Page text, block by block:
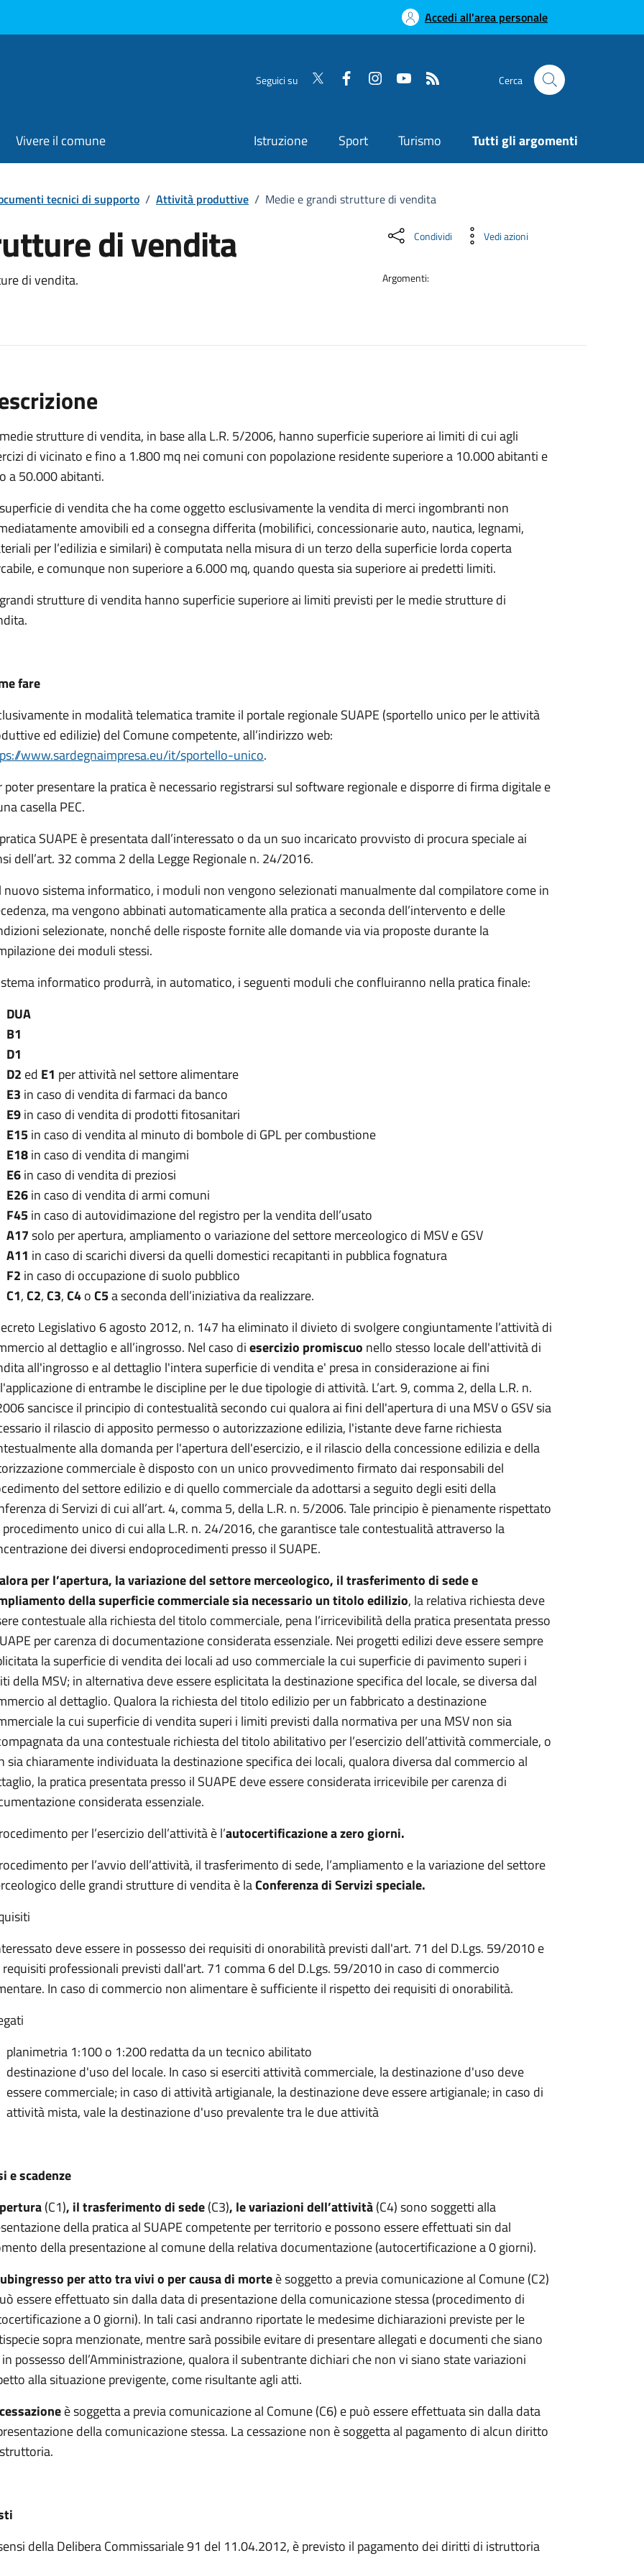
Accedi all'area personale
Seguici su Cerca
Vivere il comune Istruzione Sport Turismo Tutti gli argomenti
tecnici di supporto / Attività produttive / Medie e grandi strutture di vendita
di vendita
di vendita.
Condividi Vedi azioni
Argomenti:
strutture di vendita, in base alla L.R. 5/2006, hanno superficie superiore ai limiti di cui agli
di vicinato e fino a 1.800 mq nei comuni con popolazione residente superiore a 10.000 abitanti e
a 50.000 abitanti.
di vendita che ha come oggetto esclusivamente la vendita di merci ingombranti non
amovibili ed a consegna differita (mobilifici, concessionarie auto, nautica, legnami,
per l’edilizia e similari) è computata nella misura di un terzo della superficie lorda coperta
e comunque non superiore a 6.000 mq, quando questa sia superiore ai predetti limiti.
strutture di vendita hanno superficie superiore ai limiti previsti per le medie strutture di
fare
in modalità telematica tramite il portale regionale SUAPE (sportello unico per le attività
ed edilizie) del Comune competente, all’indirizzo web:
www.sardegnaimpresa.eu/it/sportello-unico.
poter presentare la pratica è necessario registrarsi sul software regionale e disporre di firma digitale e
casella PEC.
SUAPE è presentata dall’interessato o da un suo incaricato provvisto di procura speciale ai
dell’art. 32 comma 2 della Legge Regionale n. 24/2016.
nuovo sistema informatico, i moduli non vengono selezionati manualmente dal compilatore come in
ma vengono abbinati automaticamente alla pratica a seconda dell’intervento e delle
selezionate, nonché delle risposte fornite alle domande via via proposte durante la
dei moduli stessi.
informatico produrrà, in automatico, i seguenti moduli che confluiranno nella pratica finale:
DUA
B1
D1
D2 ed E1 per attività nel settore alimentare
E3 in caso di vendita di farmaci da banco
E9in caso di vendita di prodotti fitosanitari
E15in caso di vendita al minuto di bombole di GPL per combustione
E18in caso di vendita di mangimi
E6in caso di vendita di preziosi
E26in caso di vendita di armi comuni
F45in caso di autovidimazione del registro per la vendita dell’usato
A17solo per apertura, ampliamento o variazione del settore merceologico di MSV e GSV
A11 in caso di scarichi diversi da quelli domestici recapitanti in pubblica fognatura
F2 in caso di occupazione di suolo pubblico
C1,C2,C3,C4oC5a seconda dell’iniziativa da realizzare.
Legislativo 6 agosto 2012, n. 147 ha eliminato il divieto di svolgere congiuntamente l’attività di
al dettaglio e all’ingrosso. Nel caso diesercizio promiscuo nello stesso locale dell'attività di
all'ingrosso e al dettaglio l'intera superficie di vendita e' presa in considerazione ai fini
di entrambe le discipline per le due tipologie di attività. L’art. 9, comma 2, della L.R. n.
sancisce il principio di contestualità secondo cui qualora ai fini dell'apertura di una MSV o GSV sia
il rilascio di apposito permesso o autorizzazione edilizia, l'istante deve farne richiesta
alla domanda per l'apertura dell'esercizio, e il rilascio della concessione edilizia e della
commerciale è disposto con un unico provvedimento firmato dai responsabili del
del settore edilizio e di quello commerciale da adottarsi a seguito degli esiti della
di Servizi di cui all’art. 4, comma 5, della L.R. n. 5/2006. Tale principio è pienamente rispettato
unico di cui alla L.R. n. 24/2016, che garantisce tale contestualità attraverso la
dei diversi endoprocedimenti presso il SUAPE.
per l’apertura, la variazione del settore merceologico, il trasferimento di sede e
della superficie commerciale sia necessario un titolo edilizio, la relativa richiesta deve
contestuale alla richiesta del titolo commerciale, pena l’irricevibilità della pratica presentata presso
per carenza di documentazione considerata essenziale. Nei progetti edilizi deve essere sempre
la superficie di vendita dei locali ad uso commerciale la cui superficie di pavimento superi i
della MSV; in alternativa deve essere esplicitata la destinazione specifica del locale, se diversa dal
al dettaglio. Qualora la richiesta del titolo edilizio per un fabbricato a destinazione
la cui superficie di vendita superi i limiti previsti dalla normativa per una MSV non sia
da una contestuale richiesta del titolo abilitativo per l’esercizio dell’attività commerciale, o
sia chiaramente individuata la destinazione specifica dei locali, qualora diversa dal commercio al
la pratica presentata presso il SUAPE deve essere considerata irricevibile per carenza di
considerata essenziale.
per l’esercizio dell’attività è l’autocertificazione a zero giorni.
per l’avvio dell’attività, il trasferimento di sede, l’ampliamento e la variazione del settore
delle grandi strutture di vendita è laConferenza di Servizi speciale.
deve essere in possesso dei requisiti di onorabilità previsti dall'art. 71 del D.Lgs. 59/2010 e
professionali previsti dall'art. 71 comma 6 del D.Lgs. 59/2010 in caso di commercio
In caso di commercio non alimentare è sufficiente il rispetto dei requisiti di onorabilità.
planimetria 1:100 o 1:200 redatta da un tecnico abilitato
destinazione d'uso del locale. In caso si eserciti attività commerciale, la destinazione d'uso deve
essere commerciale; in caso di attività artigianale, la destinazione deve essere artigianale; in caso di
attività mista, vale la destinazione d'uso prevalente tra le due attività
e scadenze
(C1), il trasferimento di sede(C3), le variazioni dell’attività(C4) sono soggetti alla
della pratica al SUAPE competente per territorio e possono essere effettuati sin dal
della presentazione al comune della relativa documentazione (autocertificazione a 0 giorni).
per atto tra vivi o per causa di morteè soggetto a previa comunicazione al Comune (C2)
essere effettuato sin dalla data di presentazione della comunicazione stessa (procedimento di
a 0 giorni). In tali casi andranno riportate le medesime dichiarazioni previste per le
sopra menzionate, mentre sarà possibile evitare di presentare allegati e documenti che siano
possesso dell’Amministrazione, qualora il subentrante dichiari che non vi siano state variazioni
alla situazione previgente, come risultante agli atti.
è soggetta a previa comunicazione al Comune (C6) e può essere effettuata sin dalla data
della comunicazione stessa. La cessazione non è soggetta al pagamento di alcun diritto
della Delibera Commissariale 91 del 11.04.2012, è previsto il pagamento dei diritti di istruttoria